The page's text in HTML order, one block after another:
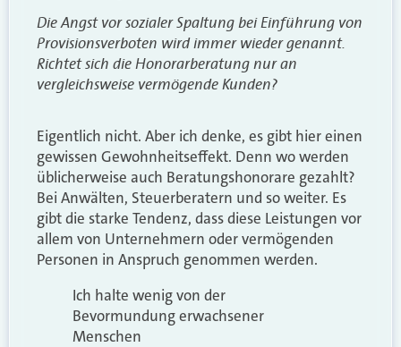
Die Angst vor sozialer Spaltung bei Einführung von
Provisionsverboten wird immer wieder genannt.
Richtet sich die Honorarberatung nur an
vergleichsweise vermögende Kunden?
Eigentlich nicht. Aber ich denke, es gibt hier einen
gewissen Gewohnheitseffekt. Denn wo werden
üblicherweise auch Beratungshonorare gezahlt?
Bei Anwälten, Steuerberatern und so weiter. Es
gibt die starke Tendenz, dass diese Leistungen vor
allem von Unternehmern oder vermögenden
Personen in Anspruch genommen werden.
Ich halte wenig von der
Bevormundung erwachsener
Menschen